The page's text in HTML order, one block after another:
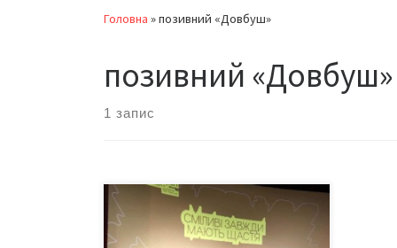
Головна »позивний «Довбуш»
позивний «Довбуш»
1 запис
Чернівецький кінофестиваль
«Миколайчук OPEN» продовжує
дарувати події, які виходять далеко